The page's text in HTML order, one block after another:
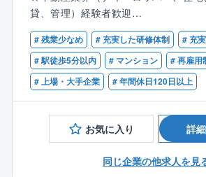
多様なマンションの資産価値の維持・
らこそ。
住友不動産は新築分譲マンション供給
クラスを誇っており、
同社の管理に対する需要は年々増加し
です。
■就業環境について：
ンターでお受けします。
・資金管理、メンテナンス、修繕工事等
・共用施設の管理方法、駐車場運営、
対応等
・現場勤務スタッフサポート、指導
・清掃、植栽等の美観状況チェック
・イベント企画 など
■このポジションの特徴：
・毎年多くの新規物件が供給される
新築マンションの管理を立ち上げ期
援）
■会計マメジメント業務（未収納金督
務、予決算報告業務）
■建物/住環境改善提案（照明、オート
ックス、災害対応等）
マンションへの巡回は社用車（レン
が多いです。
■無理のない担当数
貸、管理）経験者歓迎
【歓迎】
・マンションフロントのご経験
・管理業務主任者資格
# 残業少なめ # 充実した研修体制
# 充
# 駅徒歩5分以内
# マンション
# 再雇用
# 上場・大手企業
# 年間休日120日以上
お気に入り 詳
同じ企業の他求人を見